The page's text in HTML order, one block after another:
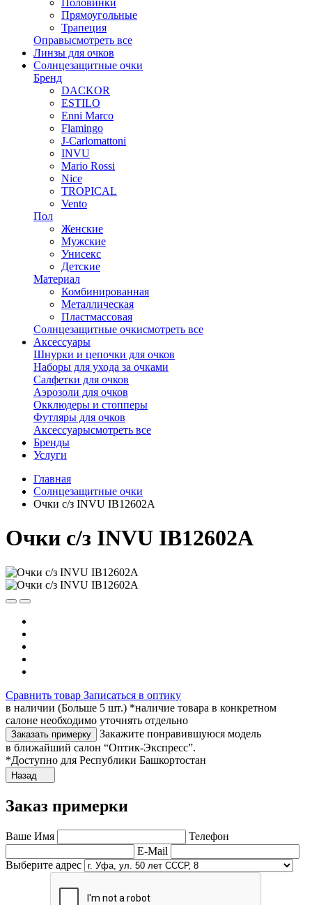
Прямоугольные
Трапеция
Оправысмотреть все
Линзы для очков
Солнцезащитные очки
Бренд
DACKOR
ESTILO
Enni Marco
Flamingo
J-Carlomattoni
INVU
Mario Rossi
Nice
TROPICAL
Vento
Пол
Женские
Мужские
Унисекс
Детские
Материал
Комбинированная
Металлическая
Пластмассовая
Солнцезащитные очкисмотреть все
Аксессуары
Шнурки и цепочки для очков
Наборы для ухода за очками
Салфетки для очков
Аэрозоли для очков
Окклюдеры и стопперы
Футляры для очков
Аксессуарысмотреть все
Бренды
Услуги
Главная
Солнцезащитные очки
Очки с/з INVU IB12602A
Очки с/з INVU IB12602A
Сравнить товар Записаться в оптику
в наличии (Больше 5 шт.) *наличие товара в конкретном
салоне необходимо уточнять отдельно
Заказать примерку
Закажите понравившуюся модель
в ближайший салон “Оптик-Экспресс”.
*Доступно для Республики Башкортостан
Назад
Заказ примерки
Ваше Имя
Телефон
E-Mail
Выберите адрес